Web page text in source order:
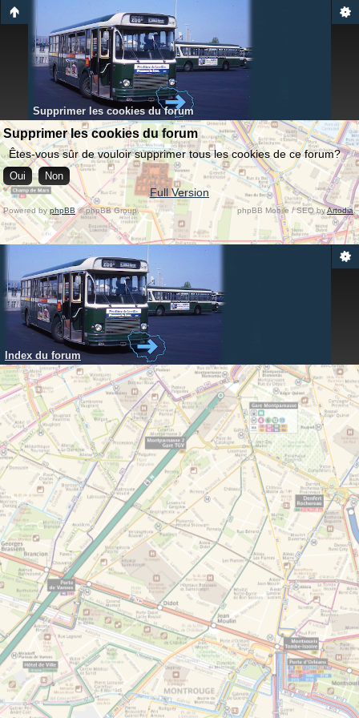
Supprimer les cookies du forum
Supprimer les cookies du forum
Êtes-vous sûr de vouloir supprimer tous les cookies de ce forum?
Full Version
Powered byphpBB © phpBB Group. phpBB Mobile / SEO byArtodia.
Index du forum